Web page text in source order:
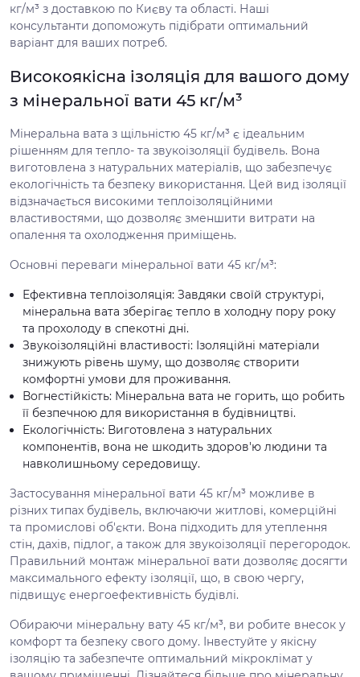
кг/м³ з доставкою по Києву та області. Наші
консультанти допоможуть підібрати оптимальний
варіант для ваших потреб.
Високоякісна ізоляція для вашого дому
з мінеральної вати 45 кг/м³
Мінеральна вата з щільністю 45 кг/м³ є ідеальним
рішенням для тепло- та звукоізоляції будівель. Вона
виготовлена з натуральних матеріалів, що забезпечує
екологічність та безпеку використання. Цей вид ізоляції
відзначається високими теплоізоляційними
властивостями, що дозволяє зменшити витрати на
опалення та охолодження приміщень.
Основні переваги мінеральної вати 45 кг/м³:
Ефективна теплоізоляція: Завдяки своїй структурі,
мінеральна вата зберігає тепло в холодну пору року
та прохолоду в спекотні дні.
Звукоізоляційні властивості: Ізоляційні матеріали
знижують рівень шуму, що дозволяє створити
комфортні умови для проживання.
Вогнестійкість: Мінеральна вата не горить, що робить
її безпечною для використання в будівництві.
Екологічність: Виготовлена з натуральних
компонентів, вона не шкодить здоров'ю людини та
навколишньому середовищу.
Застосування мінеральної вати 45 кг/м³ можливе в
різних типах будівель, включаючи житлові, комерційні
та промислові об'єкти. Вона підходить для утеплення
стін, дахів, підлог, а також для звукоізоляції перегородок.
Правильний монтаж мінеральної вати дозволяє досягти
максимального ефекту ізоляції, що, в свою чергу,
підвищує енергоефективність будівлі.
Обираючи мінеральну вату 45 кг/м³, ви робите внесок у
комфорт та безпеку свого дому. Інвестуйте у якісну
ізоляцію та забезпечте оптимальний мікроклімат у